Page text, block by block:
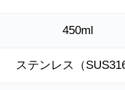
450ml
ステンレス（SUS316